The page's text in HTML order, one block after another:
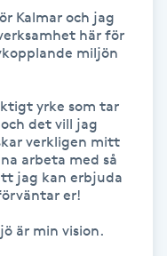
Kalmar och jag
här för
miljön
yrke som tar
det vill jag
verkligen mitt
arbeta med så
jag kan erbjuda
er!
är min vision.